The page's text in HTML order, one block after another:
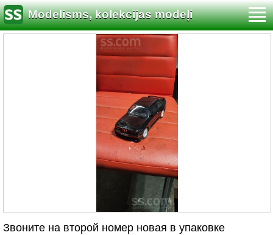
Modelisms, kolekcijas modeļi
Звоните на второй номер новая в упаковке